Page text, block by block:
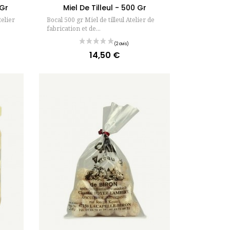
Miel De Tilleul - 500 Gr
Bocal 500 gr Miel de tilleul Atelier de
fabrication et de...
Prix
14,50 €